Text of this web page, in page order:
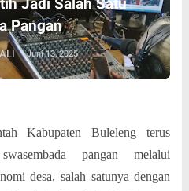
Pangan
Juni 13, 2025
Kabupaten Buleleng terus
pangan melalui
desa, salah satunya dengan